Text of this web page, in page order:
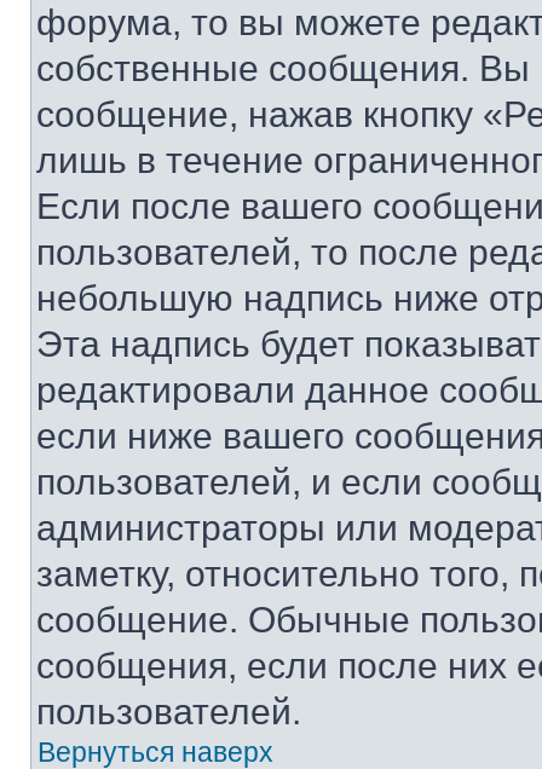
форума, то вы можете
собственные сообщения. Вы
сообщение, нажав кнопку
лишь в течение
Если после вашего
пользователей, то после
небольшую надпись ниже
Эта надпись будет
редактировали данное
если ниже вашего
пользователей, и если
администраторы или
заметку, относительно
сообщение. Обычные
сообщения, если после них
пользователей.
Вернуться наверх